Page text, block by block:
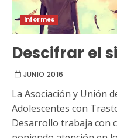
Informes
Descifrar el
JUNIO 2016
La Asociación y Unión
Adolescentes con
Desarrollo trabaja con